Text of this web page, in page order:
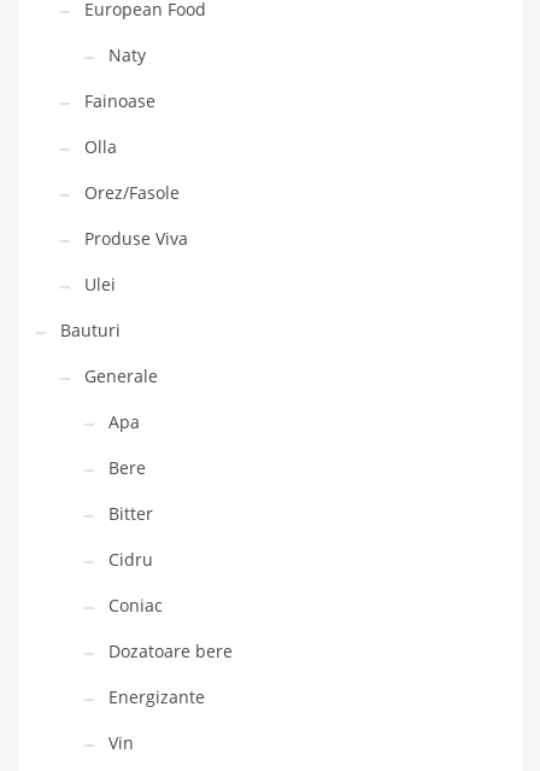
European Food
Naty
Fainoase
Olla
Orez/Fasole
Produse Viva
Ulei
Bauturi
Generale
Apa
Bere
Bitter
Cidru
Coniac
Dozatoare bere
Energizante
Vin